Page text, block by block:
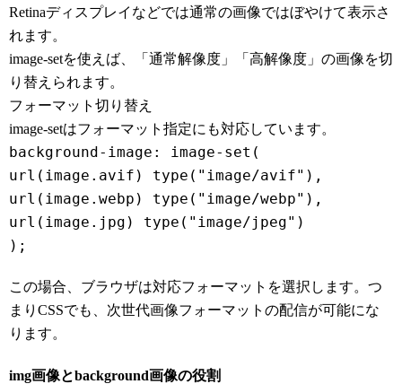
Retinaディスプレイなどでは通常の画像ではぼやけて表示さ
れます。
image-setを使えば、「通常解像度」「高解像度」の画像を切
り替えられます。
フォーマット切り替え
image-setはフォーマット指定にも対応しています。
background-image: image-set(
url(image.avif) type("image/avif"),
url(image.webp) type("image/webp"),
url(image.jpg) type("image/jpeg")
);
この場合、ブラウザは対応フォーマットを選択します。つ
まりCSSでも、次世代画像フォーマットの配信が可能にな
ります。
img画像とbackground画像の役割